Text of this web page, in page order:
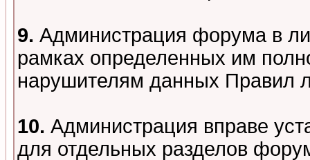
9. Администрация форума в
рамках определенных им
нарушителям данных Правил
10. Администрация вправе
для отдельных разделов